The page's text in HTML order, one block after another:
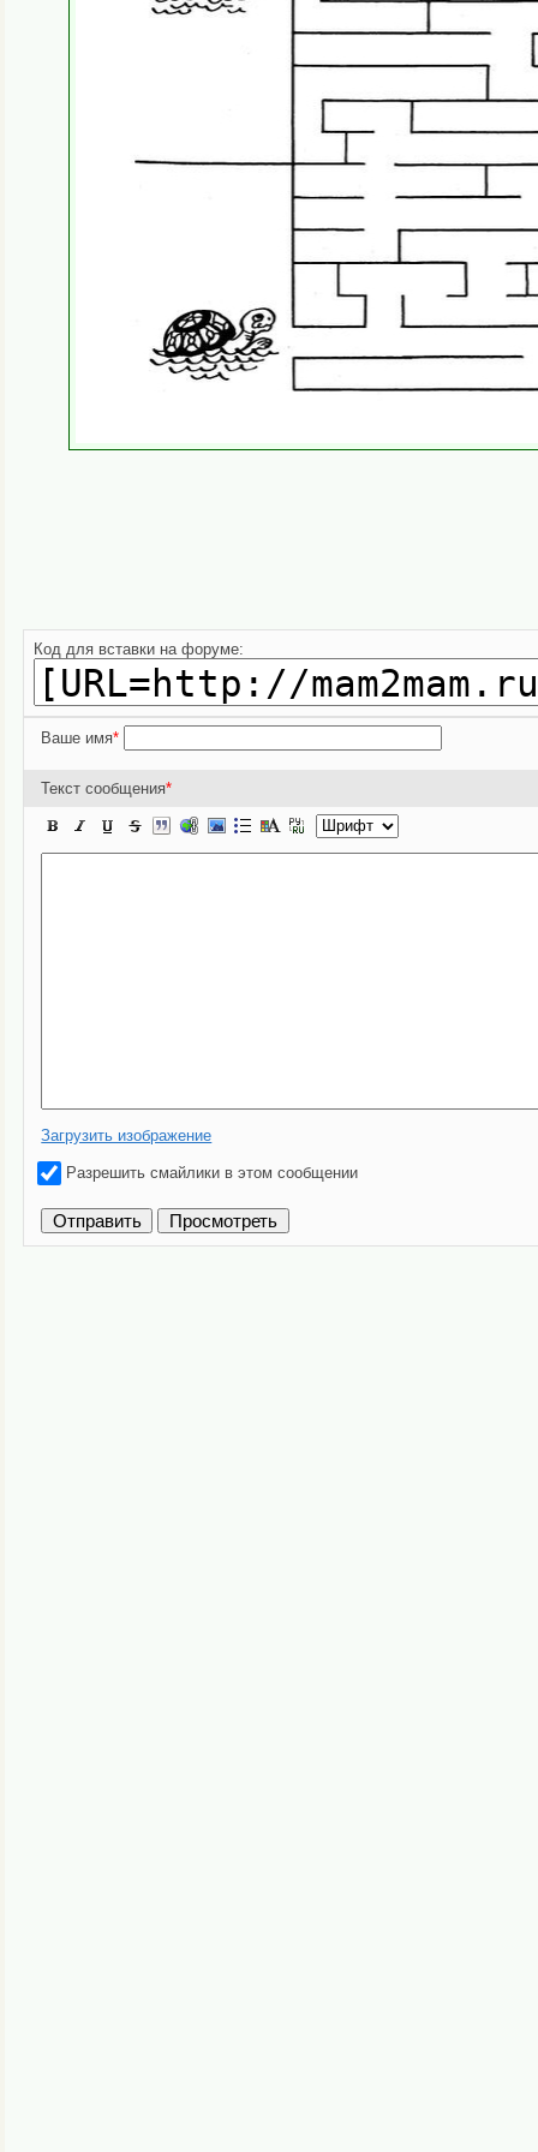
Код для вставки на форуме:
Ваше имя*
Текст сообщения*
Загрузить изображение
Разрешить смайлики в этом сообщении